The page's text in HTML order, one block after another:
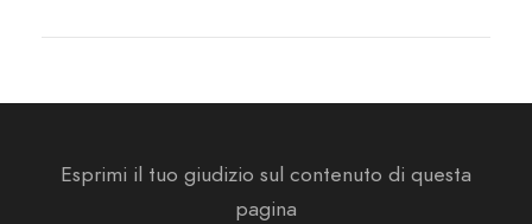
Esprimi il tuo giudizio sul contenuto di questa
pagina